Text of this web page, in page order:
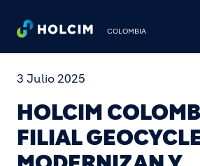
COLOMBIA
3 Julio 2025
HOLCIM
FILIAL